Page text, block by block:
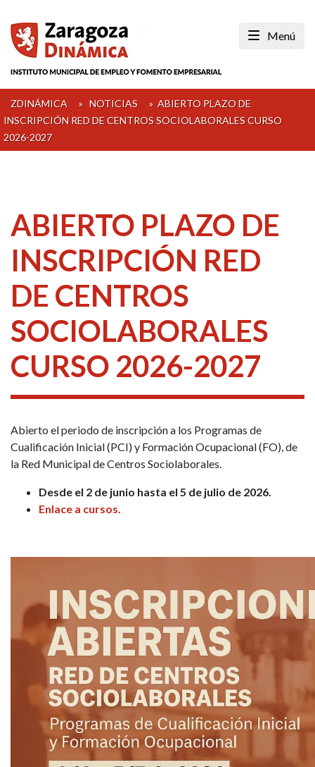
content
Menú
ZDINÁMICA » NOTICIAS » ABIERTO PLAZO DE
INSCRIPCIÓN RED DE CENTROS SOCIOLABORALES CURSO
2026-2027
ABIERTO PLAZO DE
INSCRIPCIÓN RED
DE CENTROS
SOCIOLABORALES
CURSO 2026-2027
Abierto el periodo de inscripción a los Programas de
Cualificación Inicial (PCI) y Formación Ocupacional (FO), de
la Red Municipal de Centros Sociolaborales.
Desde el 2 de junio hasta el 5 de julio de 2026.
Enlace a cursos.